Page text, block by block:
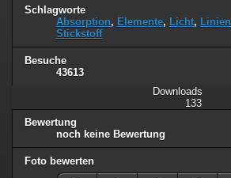
Schlagworte
Absorption, Elemente, Licht, Linien
Stickstoff
Besuche
43613
Downloads
133
Bewertung
noch keine Bewertung
Foto bewerten